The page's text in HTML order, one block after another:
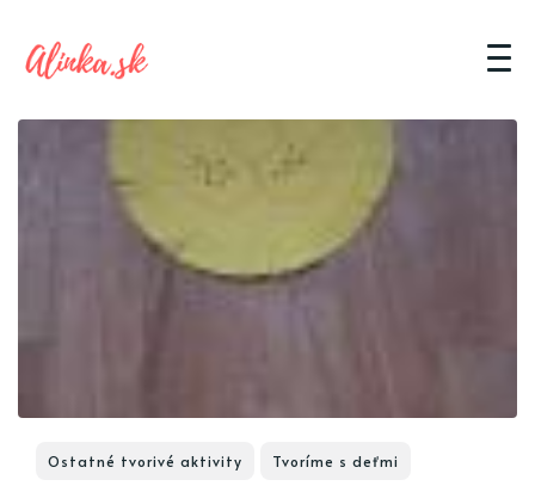
Ostatné tvorivé aktivity Tvoríme s deťmi